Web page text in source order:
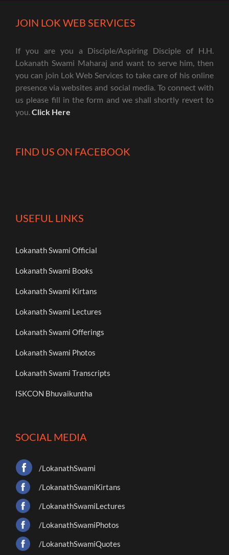
JOIN LOK WEB SERVICES
If you are you a Disciple/Aspiring Disciple of H.H.
Lokanath Swami Maharaj and want to serve him, then
you can join Lok Web Services to take care of his online
presence via websites and social media. To connect with
us please fill in the form and we shall shortly revert to
you.Click Here
FIND US ON FACEBOOK
USEFUL LINKS
Lokanath Swami Official
Lokanath Swami Books
Lokanath Swami Kirtans
Lokanath Swami Lectures
Lokanath Swami Offerings
Lokanath Swami Photos
Lokanath Swami Transcripts
ISKCON Bhuvaikuntha
SOCIAL MEDIA
/LokanathSwami
/LokanathSwamiKirtans
/LokanathSwamiLectures
/LokanathSwamiPhotos
/LokanathSwamiQuotes